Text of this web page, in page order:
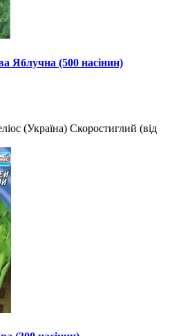
Яблучна (500 насінин)
(Україна) Скоростиглий (від